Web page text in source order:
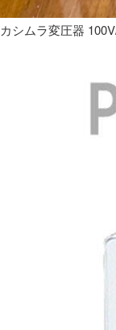
カシムラ変圧器